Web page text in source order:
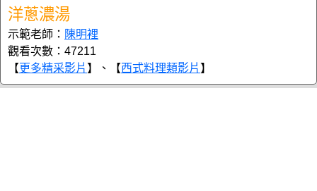
洋蔥濃湯
示範老師： 陳明裡
觀看次數：47211
【更多精采影片 】、【西式料理類影片 】